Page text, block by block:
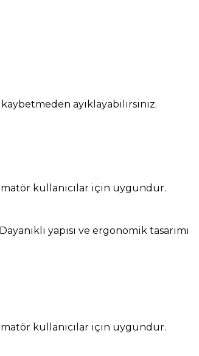
ayıklayabilirsiniz.
kullanıcılar için uygundur.
yapısı ve ergonomik tasarımı
kullanıcılar için uygundur.